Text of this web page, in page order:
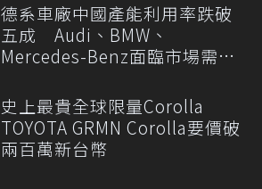
德系車廠中國產能利用率跌破
五成 Audi、BMW、
Mercedes-Benz面臨市場需求
史上最貴全球限量Corolla
TOYOTA GRMN Corolla要價破
兩百萬新台幣